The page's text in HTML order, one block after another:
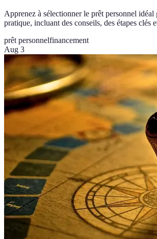
Apprenez à sélectionner le prêt personnel idéal
pratique, incluant des conseils, des étapes clés
prêt personnelfinancement
Aug 3